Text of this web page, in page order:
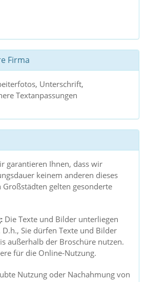
Firma
Unterschrift,
Textanpassungen
garantieren Ihnen, dass wir
keinem anderen dieses
Großstädten gelten gesonderte
Die Texte und Bilder unterliegen
Sie dürfen Texte und Bilder
außerhalb der Broschüre nutzen.
für die Online-Nutzung.
Nutzung oder Nachahmung von